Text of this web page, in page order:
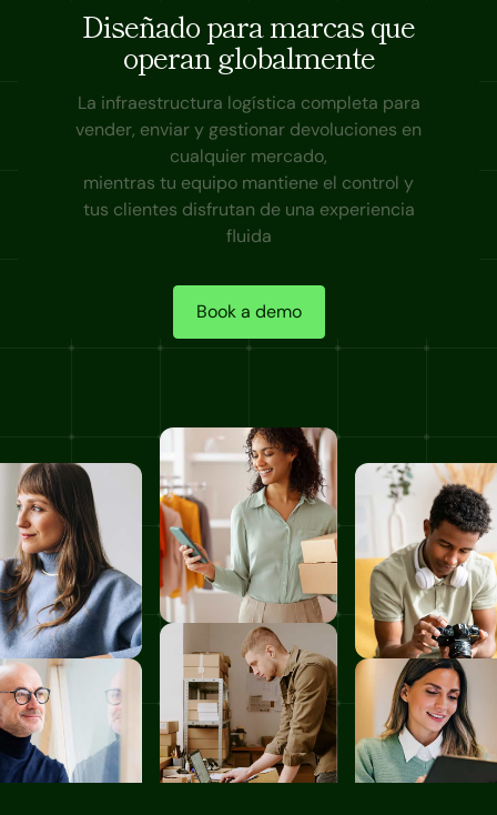
Diseñado para marcas que
operan globalmente
La infraestructura logística completa para
vender, enviar y gestionar devoluciones en
cualquier mercado,
mientras tu equipo mantiene el control y
tus clientes disfrutan de una experiencia
fluida
Book a demo